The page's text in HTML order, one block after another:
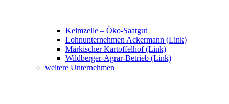
Keimzelle – Öko-Saatgut
Lohnunternehmen Ackermann (Link)
Märkischer Kartoffelhof (Link)
Wildberger-Agrar-Betrieb (Link)
weitere Unternehmen